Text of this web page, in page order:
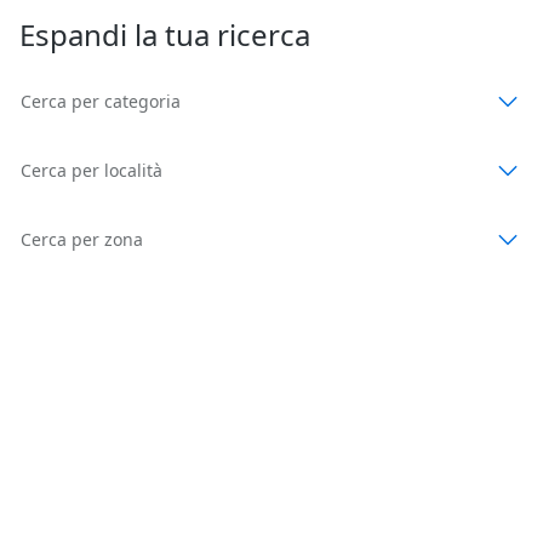
Espandi la tua ricerca
Cerca per categoria
Cerca per località
Cerca per zona